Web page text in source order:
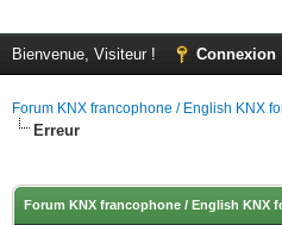
Bienvenue, Visiteur ! Connexion
Forum KNX francophone / English KNX
Erreur
Forum KNX francophone / English KNX